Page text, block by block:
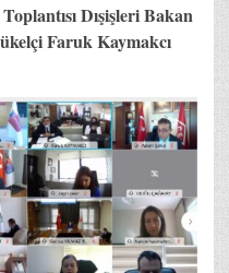
Dışişleri Bakan
Faruk Kaymakcı